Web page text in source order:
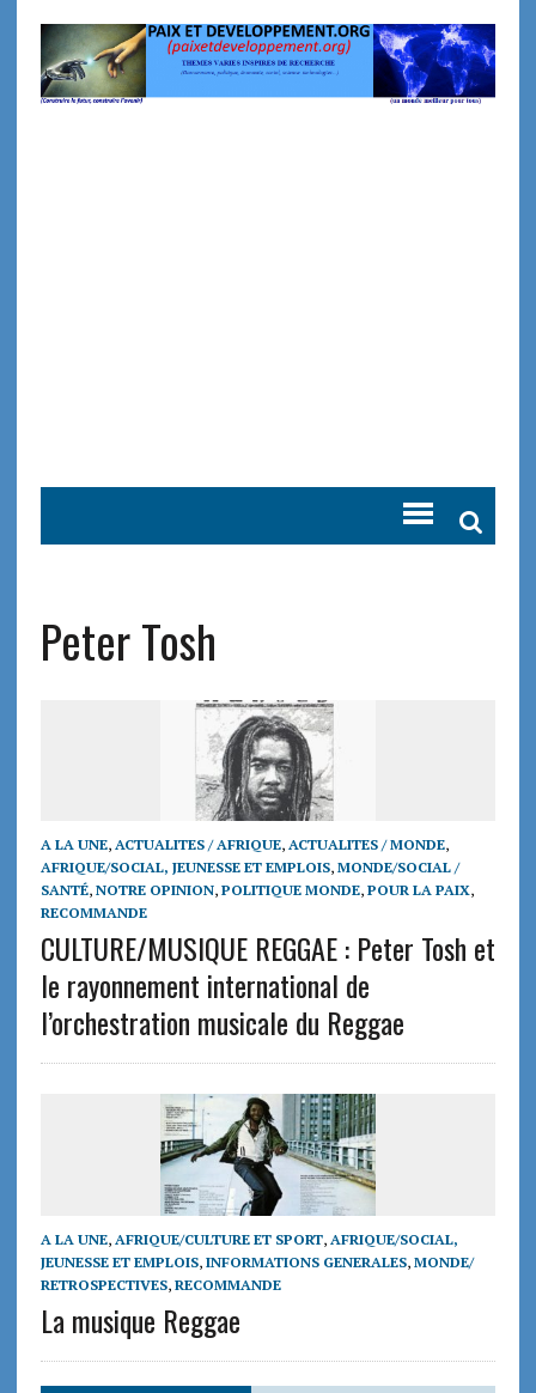
Peter Tosh
A LA UNE, ACTUALITES / AFRIQUE, ACTUALITES / MONDE,
AFRIQUE/SOCIAL, JEUNESSE ET EMPLOIS, MONDE/SOCIAL /
SANTÉ, NOTRE OPINION, POLITIQUE MONDE, POUR LA PAIX,
RECOMMANDE
CULTURE/MUSIQUE REGGAE : Peter Tosh et
le rayonnement international de
l’orchestration musicale du Reggae
A LA UNE, AFRIQUE/CULTURE ET SPORT, AFRIQUE/SOCIAL,
JEUNESSE ET EMPLOIS, INFORMATIONS GENERALES, MONDE/
RETROSPECTIVES, RECOMMANDE
La musique Reggae